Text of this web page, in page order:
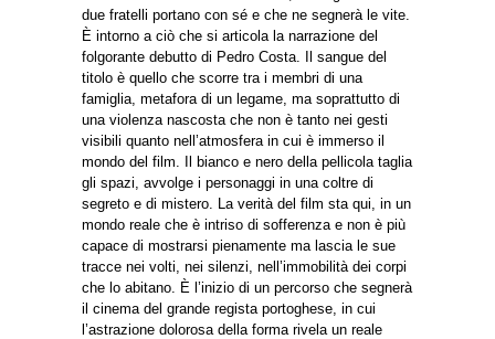
due fratelli portano con sé e che ne segnerà le vite.
È intorno a ciò che si articola la narrazione del
folgorante debutto di Pedro Costa. Il sangue del
titolo è quello che scorre tra i membri di una
famiglia, metafora di un legame, ma soprattutto di
una violenza nascosta che non è tanto nei gesti
visibili quanto nell’atmosfera in cui è immerso il
mondo del film. Il bianco e nero della pellicola taglia
gli spazi, avvolge i personaggi in una coltre di
segreto e di mistero. La verità del film sta qui, in un
mondo reale che è intriso di sofferenza e non è più
capace di mostrarsi pienamente ma lascia le sue
tracce nei volti, nei silenzi, nell’immobilità dei corpi
che lo abitano. È l’inizio di un percorso che segnerà
il cinema del grande regista portoghese, in cui
l’astrazione dolorosa della forma rivela un reale